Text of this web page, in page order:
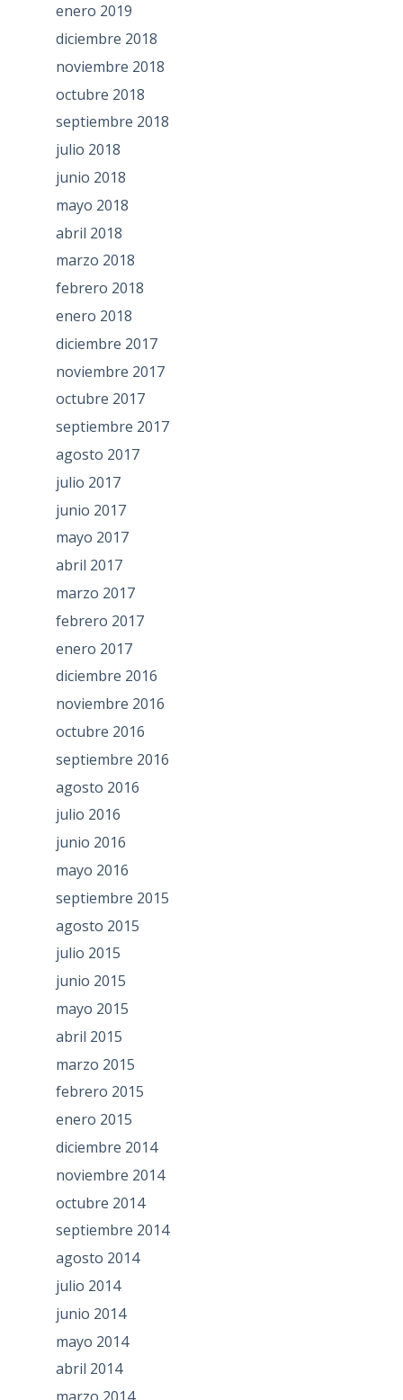
enero 2019
diciembre 2018
noviembre 2018
octubre 2018
septiembre 2018
julio 2018
junio 2018
mayo 2018
abril 2018
marzo 2018
febrero 2018
enero 2018
diciembre 2017
noviembre 2017
octubre 2017
septiembre 2017
agosto 2017
julio 2017
junio 2017
mayo 2017
abril 2017
marzo 2017
febrero 2017
enero 2017
diciembre 2016
noviembre 2016
octubre 2016
septiembre 2016
agosto 2016
julio 2016
junio 2016
mayo 2016
septiembre 2015
agosto 2015
julio 2015
junio 2015
mayo 2015
abril 2015
marzo 2015
febrero 2015
enero 2015
diciembre 2014
noviembre 2014
octubre 2014
septiembre 2014
agosto 2014
julio 2014
junio 2014
mayo 2014
abril 2014